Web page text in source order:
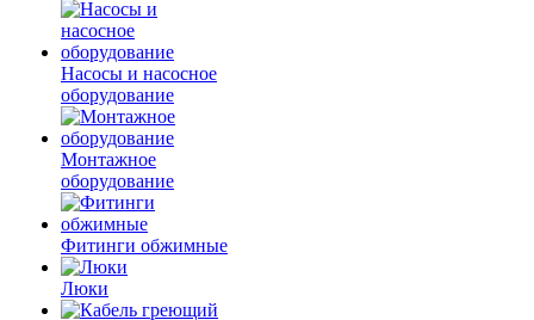
Насосы и насосное
оборудование
Монтажное
оборудование
Фитинги обжимные
Люки